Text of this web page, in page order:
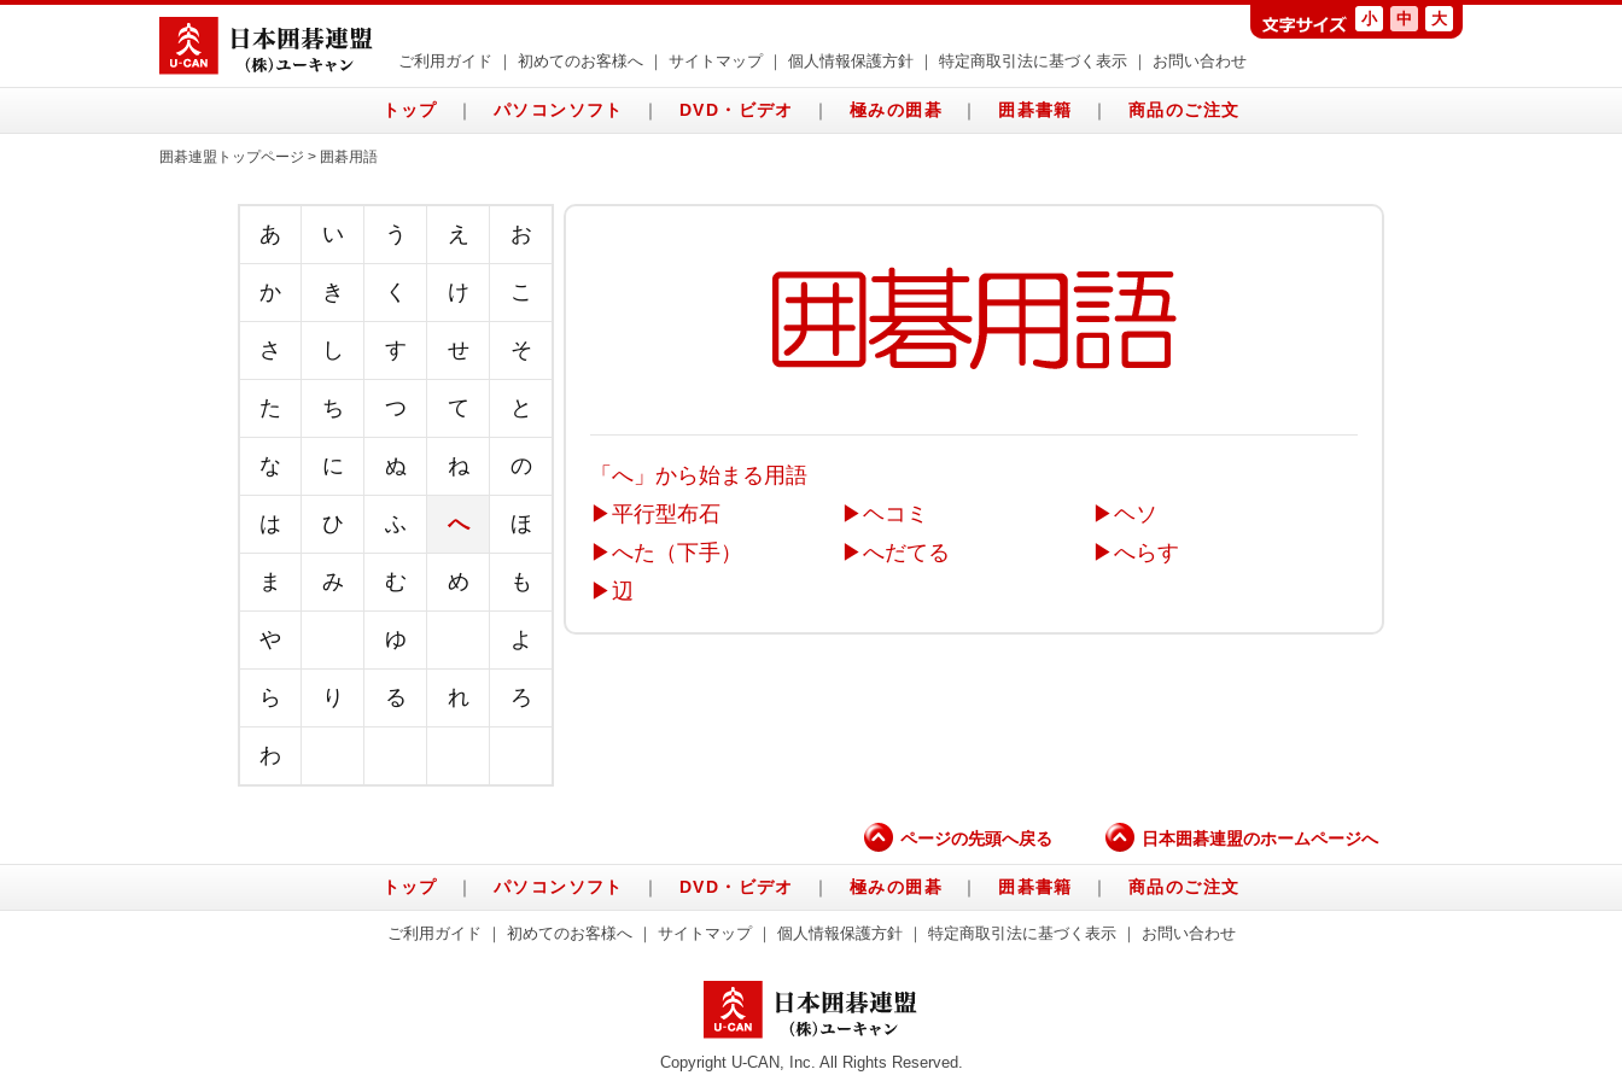
小 中 大
ご利用ガイド 初めてのお客様へ サイトマップ 個人情報保護方針 特定商取引法に基づく表示 お問い合わせ
トップ ｜ パソコンソフト ｜ DVD・ビデオ ｜ 極みの囲碁 ｜ 囲碁書籍 ｜商品のご注文
囲碁連盟トップページ > 囲碁用語
あ い う え お
か き く け こ
さ し す せ そ
た ち つ て と
な に ぬ ね の
は ひ ふ へ ほ
ま み む め も
や ゆ よ
ら り る れ ろ
わ
「へ」から始まる用語
▶平行型布石 ▶ヘコミ ▶ヘソ
▶へた（下手） ▶へだてる ▶へらす
▶辺
ページの先頭へ戻る 日本囲碁連盟のホームページへ
トップ ｜ パソコンソフト ｜ DVD・ビデオ ｜ 極みの囲碁 ｜ 囲碁書籍 ｜商品のご注文
ご利用ガイド 初めてのお客様へ｜ サイトマップ｜ 個人情報保護方針｜ 特定商取引法に基づく表示｜ お問い合わせ
Copyright U-CAN, Inc. All Rights Reserved.